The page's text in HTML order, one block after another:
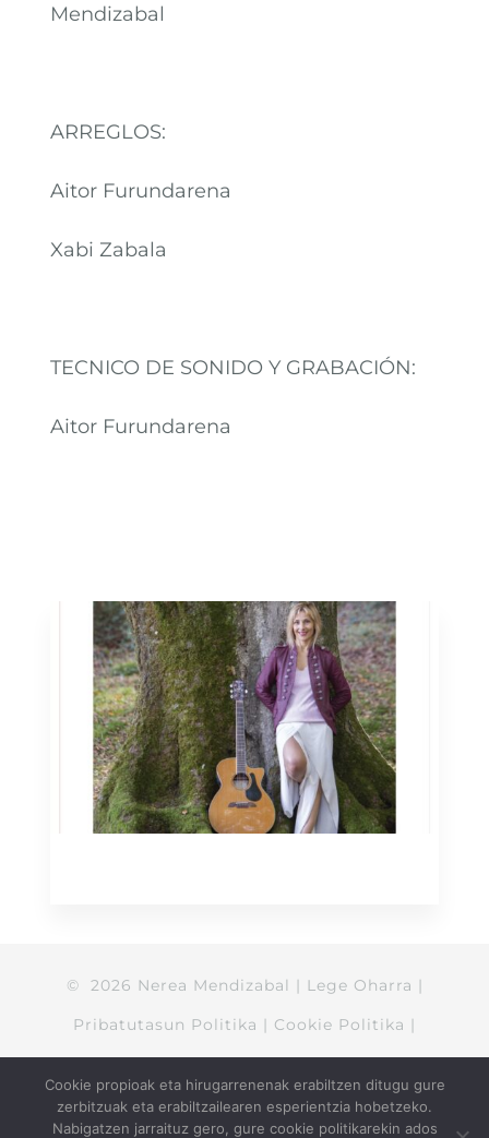
Mendizabal
ARREGLOS:
Aitor Furundarena
Xabi Zabala
TECNICO DE SONIDO Y GRABACIÓN:
Aitor Furundarena
© 2026 Nerea Mendizabal | Lege Oharra |
Pribatutasun Politika | Cookie Politika |
Salmenta kondizioak
Cookie propioak eta hirugarrenenak erabiltzen ditugu gure
zerbitzuak eta erabiltzailearen esperientzia hobetzeko.
Nabigatzen jarraituz gero, gure cookie politikarekin ados